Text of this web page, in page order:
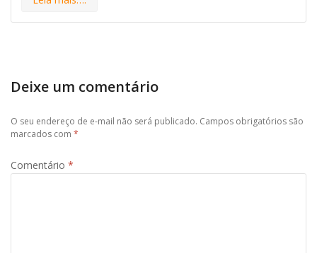
Deixe um comentário
O seu endereço de e-mail não será publicado. Campos obrigatórios são
marcados com *
Comentário *